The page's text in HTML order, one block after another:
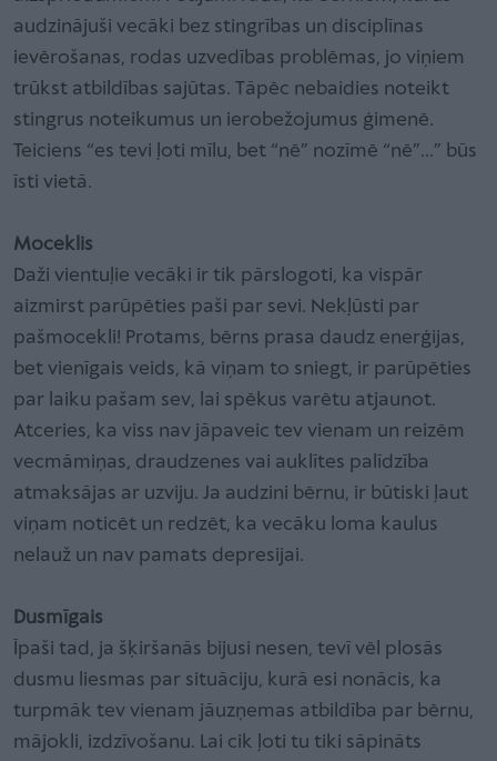
audzinājuši vecāki bez stingrības un disciplīnas
ievērošanas, rodas uzvedības problēmas, jo viņiem
trūkst atbildības sajūtas. Tāpēc nebaidies noteikt
stingrus noteikumus un ierobežojumus ģimenē.
Teiciens “es tevi ļoti mīlu, bet “nē” nozīmē “nē”…” būs
īsti vietā.
Moceklis
Daži vientuļie vecāki ir tik pārslogoti, ka vispār
aizmirst parūpēties paši par sevi. Nekļūsti par
pašmocekli! Protams, bērns prasa daudz enerģijas,
bet vienīgais veids, kā viņam to sniegt, ir parūpēties
par laiku pašam sev, lai spēkus varētu atjaunot.
Atceries, ka viss nav jāpaveic tev vienam un reizēm
vecmāmiņas, draudzenes vai auklītes palīdzība
atmaksājas ar uzviju. Ja audzini bērnu, ir būtiski ļaut
viņam noticēt un redzēt, ka vecāku loma kaulus
nelauž un nav pamats depresijai.
Dusmīgais
Īpaši tad, ja šķiršanās bijusi nesen, tevī vēl plosās
dusmu liesmas par situāciju, kurā esi nonācis, ka
turpmāk tev vienam jāuzņemas atbildība par bērnu,
mājokli, izdzīvošanu. Lai cik ļoti tu tiki sāpināts